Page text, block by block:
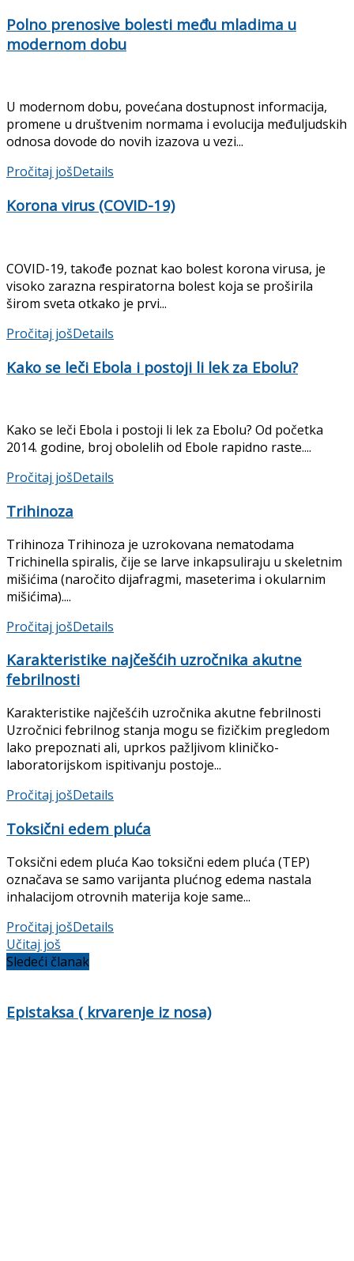
Polno prenosive bolesti među mladima u
modernom dobu
U modernom dobu, povećana dostupnost informacija,
promene u društvenim normama i evolucija međuljudskih
odnosa dovode do novih izazova u vezi...
Pročitaj jošDetails
Korona virus (COVID-19)
COVID-19, takođe poznat kao bolest korona virusa, je
visoko zarazna respiratorna bolest koja se proširila
širom sveta otkako je prvi...
Pročitaj jošDetails
Kako se leči Ebola i postoji li lek za Ebolu?
Kako se leči Ebola i postoji li lek za Ebolu? Od početka
2014. godine, broj obolelih od Ebole rapidno raste....
Pročitaj jošDetails
Trihinoza
Trihinoza Trihinoza je uzrokovana nematodama
Trichinella spiralis, čije se larve inkapsuliraju u skeletnim
mišićima (naročito dija­fragmi, maseterima i okularnim
mišićima)....
Pročitaj jošDetails
Karakteristike najčešćih uzročnika akutne
febrilnosti
Karakteristike najčešćih uzročnika akutne febrilnosti
Uzročnici febrilnog stanja mogu se fizič­kim pregledom
lako prepoznati ali, uprkos pažljivom kliničko-
laboratorijskom ispiti­vanju postoje...
Pročitaj jošDetails
Toksični edem pluća
Toksični edem pluća Kao toksični edem pluća (TEP)
označava se samo varijanta plućnog edema nastala
inhalacijom otrovnih materija koje same...
Pročitaj jošDetails
Učitaj još
Sledeći članak
Epistaksa ( krvarenje iz nosa)